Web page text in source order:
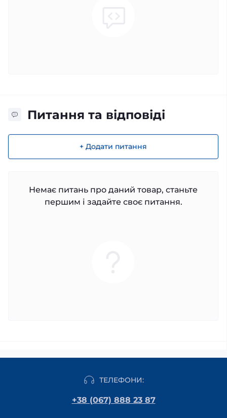
Питання та відповіді
+ Додати питання
Немає питань про даний товар, станьте
першим і задайте своє питання.
ТЕЛЕФОНИ:
+38 (067) 888 23 87